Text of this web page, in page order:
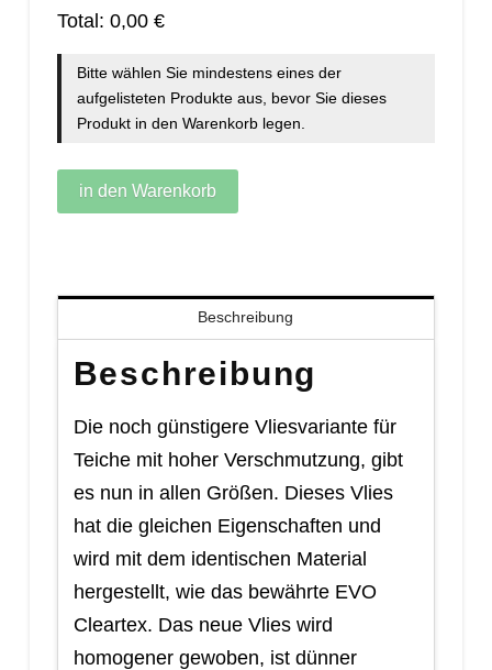
Total: 0,00 €
Bitte wählen Sie mindestens eines der
aufgelisteten Produkte aus, bevor Sie dieses
Produkt in den Warenkorb legen.
in den Warenkorb
Beschreibung
Beschreibung
Die noch günstigere Vliesvariante für
Teiche mit hoher Verschmutzung, gibt
es nun in allen Größen. Dieses Vlies
hat die gleichen Eigenschaften und
wird mit dem identischen Material
hergestellt, wie das bewährte EVO
Cleartex. Das neue Vlies wird
homogener gewoben, ist dünner